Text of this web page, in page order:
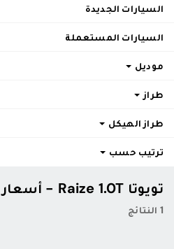
السيارات الجديدة
السيارات المستعملة
موديل
طراز
طراز الهيكل
ترتيب حسب
تويوتا Raize 1.0T - أسعار ومواصفات
1 النتائج